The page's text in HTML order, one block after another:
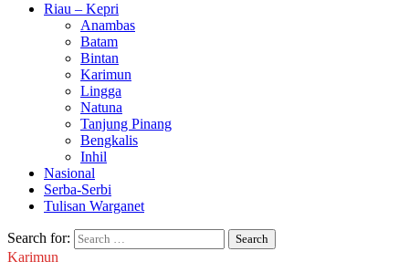
Riau – Kepri
Anambas
Batam
Bintan
Karimun
Lingga
Natuna
Tanjung Pinang
Bengkalis
Inhil
Nasional
Serba-Serbi
Tulisan Warganet
Search for:
Karimun